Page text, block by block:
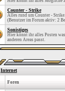
Counter - Strike
Alles rund um Counter - Strike.
(Benutzer im Forum aktiv: 2
Sonistiges
Hier könnt ihr alles Posten
anderen Areas passt.
Internet
Foren